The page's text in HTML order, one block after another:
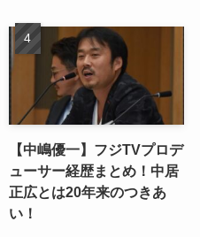
【中嶋優一】フジTVプロデ
ューサー経歴まとめ！中居
正広とは20年来のつきあ
い！